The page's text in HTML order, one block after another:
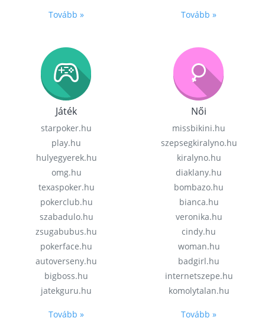
Tovább » Tovább »
Játék
starpoker.hu
play.hu
hulyegyerek.hu
omg.hu
texaspoker.hu
pokerclub.hu
szabadulo.hu
zsugabubus.hu
pokerface.hu
autoverseny.hu
bigboss.hu
jatekguru.hu
Tovább »
Női
missbikini.hu
szepsegkiralyno.hu
kiralyno.hu
diaklany.hu
bombazo.hu
bianca.hu
veronika.hu
cindy.hu
woman.hu
badgirl.hu
internetszepe.hu
komolytalan.hu
Tovább »